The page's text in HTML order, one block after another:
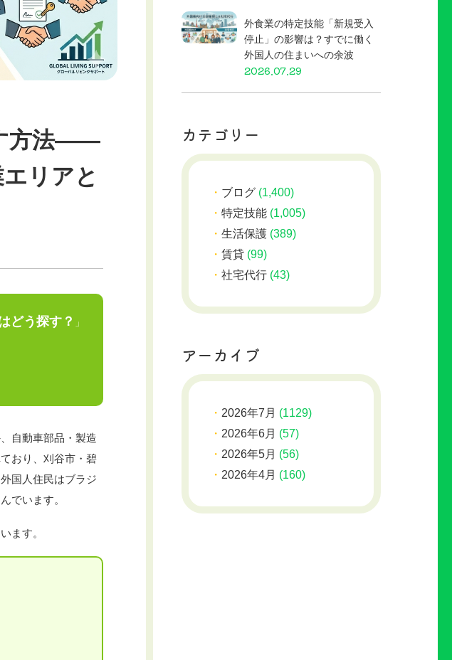
方法——
リアと
どう探す？ 」
自動車部品・製造
おり、刈谷市・碧
国人住民はブラジ
でいます。
ます。
外食業の特定技能「新規受入
停止」の影響は？すでに働く
外国人の住まいへの余波
2026.07.29
カテゴリー
ブログ (1,400)
特定技能 (1,005)
生活保護 (389)
賃貸 (99)
社宅代行 (43)
アーカイブ
2026年7月 (1129)
2026年6月 (57)
2026年5月 (56)
2026年4月 (160)